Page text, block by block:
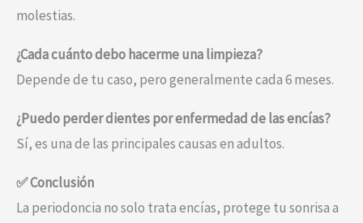
molestias.
¿Cada cuánto debo hacerme una limpieza?
Depende de tu caso, pero generalmente cada 6 meses.
¿Puedo perder dientes por enfermedad de las encías?
Sí, es una de las principales causas en adultos.
✅ Conclusión
La periodoncia no solo trata encías, protege tu sonrisa a